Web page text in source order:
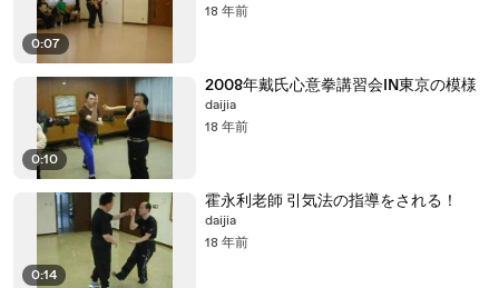
0:07
18 年前
0:10
2008年戴氏心意拳講習会IN東京の模様
daijia
18 年前
0:14
霍永利老師 引気法の指導をされる！
daijia
18 年前